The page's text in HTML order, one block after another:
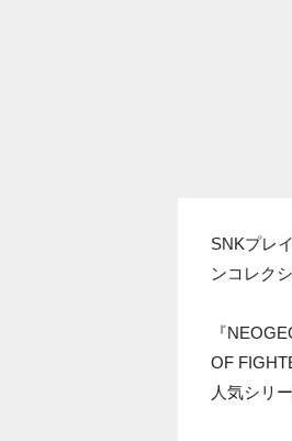
SNKプレ
ンコレク
『
OF
人気シリー